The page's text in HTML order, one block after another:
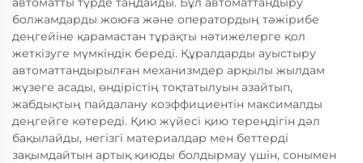
болжамдарды жоюға және оператордың тәжірибе
деңгейіне қарамастан тұрақты нәтижелерге қол
жеткізуге мүмкіндік береді. Құралдарды ауыстыру
автоматтандырылған механизмдер арқылы жылдам
жүзеге асады, өндірістің тоқтатылуын азайтып,
жабдықтың пайдалану коэффициентін максималды
деңгейге көтереді. Қию жүйесі қию тереңдігін дәл
бақылайды, негізгі материалдар мен беттерді
зақымдайтын артық қиюды болдырмау үшін, сонымен